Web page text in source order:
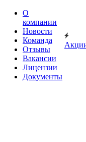
О
компании
Новости
Команда
Отзывы
Вакансии
Лицензии
Документы